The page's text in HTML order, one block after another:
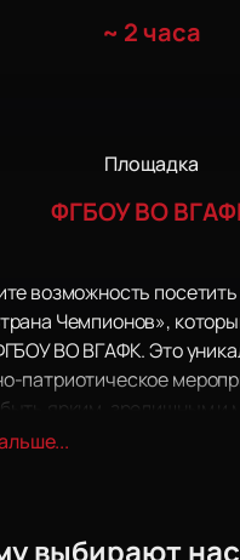
~ 2 часа
Площадка
ФГБОУ ВО
возможность
Чемпионов»,
ВО ВГАФК. Это
патриотическое
ярким, зрелищным и
будут выступать
боксеры в каждом весе
выбирают нас